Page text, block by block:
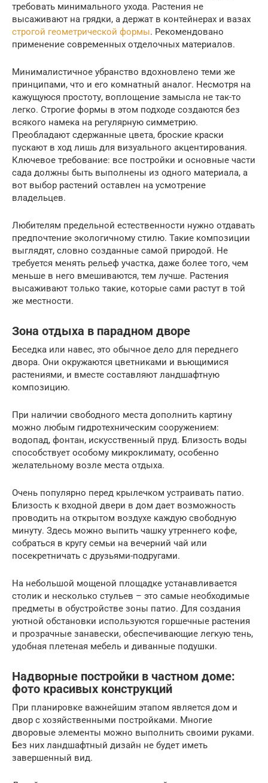
требовать минимального ухода. Растения не
высаживают на грядки, а держат в контейнерах и вазах
строгой геометрической формы. Рекомендовано
применение современных отделочных материалов.
Минималистичное убранство вдохновлено теми же
принципами, что и его комнатный аналог. Несмотря на
кажущуюся простоту, воплощение замысла не так-то
легко. Строгие формы в этом подходе создаются без
всякого намека на регулярную симметрию.
Преобладают сдержанные цвета, броские краски
пускают в ход лишь для визуального акцентирования.
Ключевое требование: все постройки и основные части
сада должны быть выполнены из одного материала, а
вот выбор растений оставлен на усмотрение
владельцев.
Любителям предельной естественности нужно отдавать
предпочтение экологичному стилю. Такие композиции
выглядят, словно созданные самой природой. Не
требуется менять рельеф участка, даже более того, чем
меньше в него вмешиваются, тем лучше. Растения
высаживают только такие, которые сами растут в той
же местности.
Зона отдыха в парадном дворе
Беседка или навес, это обычное дело для переднего
двора. Они окружаются цветниками и вьющимися
растениями, и вместе составляют ландшафтную
композицию.
При наличии свободного места дополнить картину
можно любым гидротехническим сооружением:
водопад, фонтан, искусственный пруд. Близость воды
способствует особому микроклимату, особенно
желательному возле места отдыха.
Очень популярно перед крылечком устраивать патио.
Близость к входной двери в дом дает возможность
проводить на открытом воздухе каждую свободную
минуту. Здесь можно выпить чашку утреннего кофе,
собраться в кругу семьи на вечерний чай или
посекретничать с друзьями-подругами.
На небольшой мощеной площадке устанавливается
столик и несколько стульев – это самые необходимые
предметы в обустройстве зоны патио. Для создания
уютной обстановки используются горшечные растения
и прозрачные занавески, обеспечивающие легкую тень,
удобная плетеная мебель и диванные подушки.
Надворные постройки в частном доме:
фото красивых конструкций
При планировке важнейшим этапом является дом и
двор с хозяйственными постройками. Многие
дворовые элементы можно выполнить своими руками.
Без них ландшафтный дизайн не будет иметь
завершенный вид.